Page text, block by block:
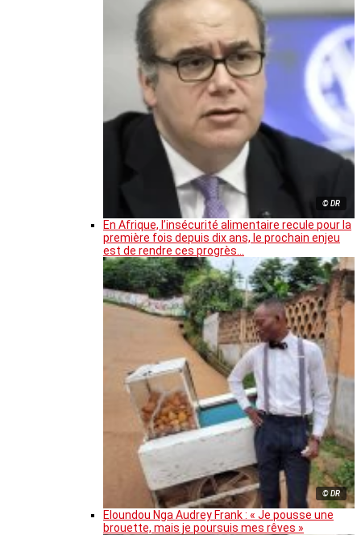
© DR
En Afrique, l’insécurité alimentaire recule pour la
première fois depuis dix ans, le prochain enjeu
est de rendre ces progrès…
© DR
Eloundou Nga Audrey Frank : « Je pousse une
brouette, mais je poursuis mes rêves »